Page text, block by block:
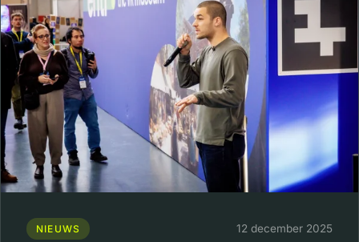
NIEUWS 12 december 2025